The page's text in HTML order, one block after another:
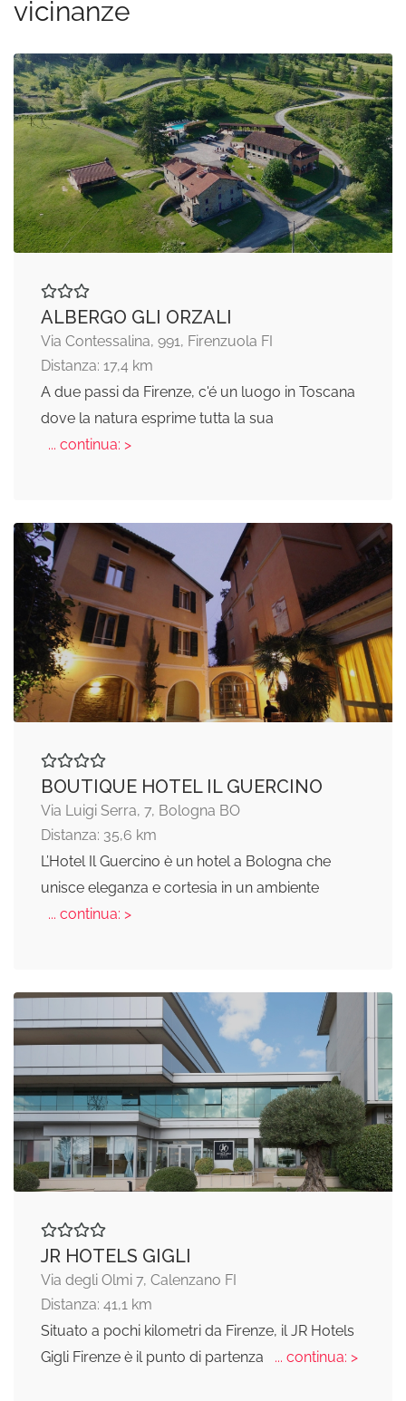
vicinanze
ALBERGO GLI ORZALI
Via Contessalina, 991, Firenzuola FI
Distanza: 17,4 km
A due passi da Firenze, c'é un luogo in Toscana
dove la natura esprime tutta la sua
... continua: >
BOUTIQUE HOTEL IL GUERCINO
Via Luigi Serra, 7, Bologna BO
Distanza: 35,6 km
L’Hotel Il Guercino è un hotel a Bologna che
unisce eleganza e cortesia in un ambiente
... continua: >
JR HOTELS GIGLI
Via degli Olmi 7, Calenzano FI
Distanza: 41,1 km
Situato a pochi kilometri da Firenze, il JR Hotels
Gigli Firenze è il punto di partenza
... continua: >